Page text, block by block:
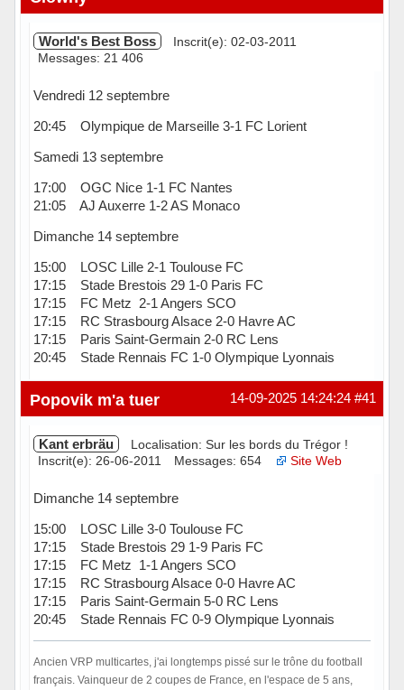
World's Best Boss
Inscrit(e): 02-03-2011
Messages: 21 406
Vendredi 12 septembre
20:45 Olympique de Marseille 3-1 FC Lorient
Samedi 13 septembre
17:00 OGC Nice 1-1 FC Nantes
21:05 AJ Auxerre 1-2 AS Monaco
Dimanche 14 septembre
15:00 LOSC Lille 2-1 Toulouse FC
17:15 Stade Brestois 29 1-0 Paris FC
17:15 FC Metz 2-1 Angers SCO
17:15 RC Strasbourg Alsace 2-0 Havre AC
17:15 Paris Saint-Germain 2-0 RC Lens
20:45 Stade Rennais FC 1-0 Olympique Lyonnais
Hors ligne #41
14-09-2025 14:24:24
Popovik m'a tuer
Kant erbräu
Localisation: Sur les bords du Trégor !
Inscrit(e): 26-06-2011
Messages: 654 Site Web
Dimanche 14 septembre
15:00 LOSC Lille 3-0 Toulouse FC
17:15 Stade Brestois 29 1-9 Paris FC
17:15 FC Metz 1-1 Angers SCO
17:15 RC Strasbourg Alsace 0-0 Havre AC
17:15 Paris Saint-Germain 5-0 RC Lens
20:45 Stade Rennais FC 0-9 Olympique Lyonnais
Ancien VRP multicartes, j'ai longtemps pissé sur le trône du football
français. Vainqueur de 2 coupes de France, en l'espace de 5 ans,